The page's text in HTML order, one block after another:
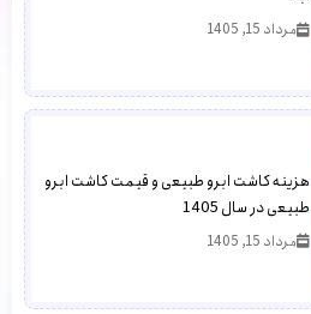
مرداد 15, 1405
هزینه کاشت ابرو طبیعی و قیمت کاشت ابرو
طبیعی در سال 1405
مرداد 15, 1405